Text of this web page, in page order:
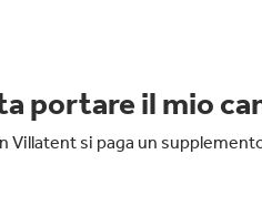
portare il mio
Villatent si paga un